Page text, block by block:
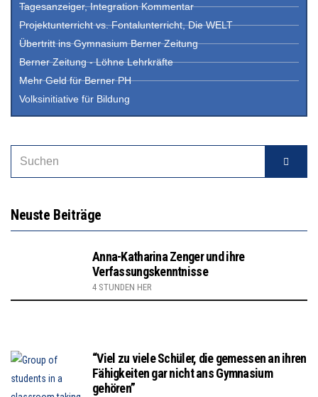
Tagesanzeiger, Integration Kommentar
Projektunterricht vs. Fontalunterricht, Die WELT
Übertritt ins Gymnasium Berner Zeitung
Berner Zeitung - Löhne Lehrkräfte
Mehr Geld für Berner PH
Volksinitiative für Bildung
Neuste Beiträge
Anna-Katharina Zenger und ihre
Verfassungskenntnisse
4 STUNDEN HER
“Viel zu viele Schüler, die gemessen an ihren
Fähigkeiten gar nicht ans Gymnasium
gehören”